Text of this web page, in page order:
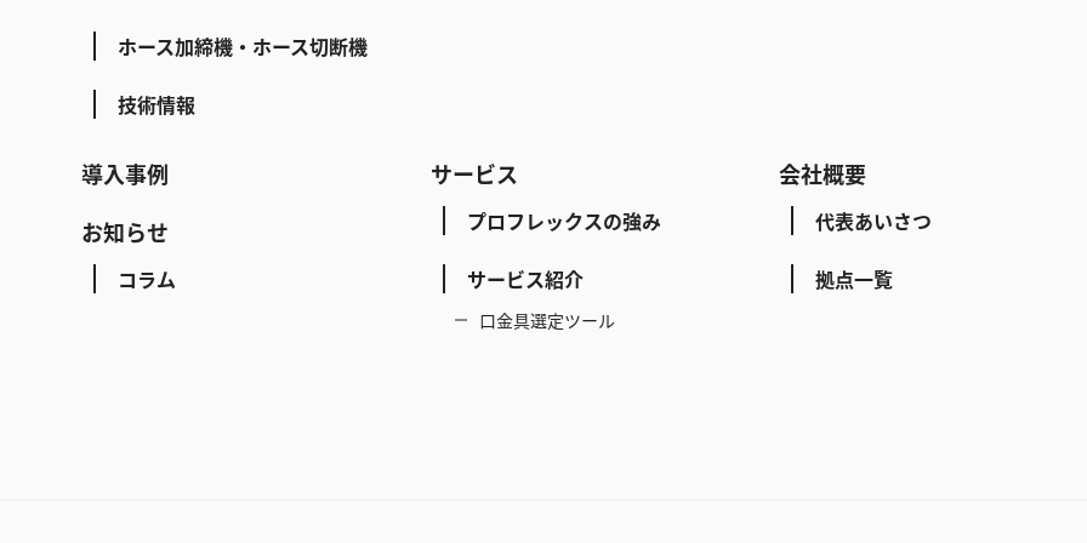
ホース加締機・ホース切断機
技術情報
導入事例
お知らせ
コラム
サービス
プロフレックスの強み
サービス紹介
口金具選定ツール
会社概要
代表あいさつ
拠点一覧